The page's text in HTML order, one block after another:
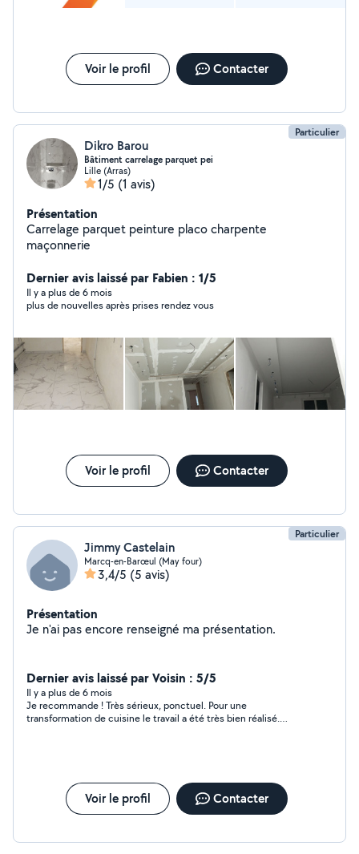
Voir le profil Contacter
Particulier
Dikro Barou
Bâtiment carrelage parquet pei
Lille (Arras)
1/5 (1 avis)
Présentation
Carrelage parquet peinture placo charpente
maçonnerie
Dernier avis laissé par Fabien : 1/5
Il y a plus de 6 mois
plus de nouvelles après prises rendez vous
Voir le profil Contacter
Particulier
Jimmy Castelain
Marcq-en-Barœul (May four)
3,4/5 (5 avis)
Présentation
Je n'ai pas encore renseigné ma présentation.
Dernier avis laissé par Voisin : 5/5
Il y a plus de 6 mois
Je recommande ! Très sérieux, ponctuel. Pour une
transformation de cuisine le travail a été très bien réalisé.
Voir le profil Contacter